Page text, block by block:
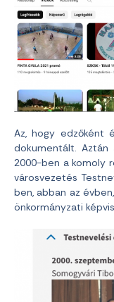
Az, hogy edzőként
dokumentált.
2000-ben a komoly
városvezetés
ben, abban az
önkormányzati